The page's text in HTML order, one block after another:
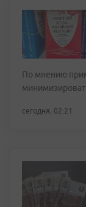
По мнению
сегодня, 02:21